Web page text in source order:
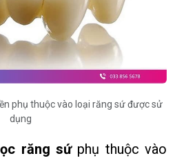
phụ thuộc vào loại răng sứ được sử
dụng
răng sứphụ thuộc vào